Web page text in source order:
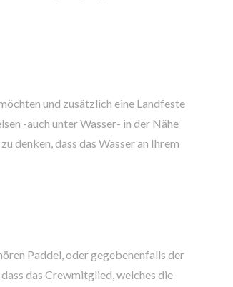
und zusätzlich eine Landfeste
-auch unter Wasser- in der Nähe
denken, dass das Wasser an Ihrem
Paddel, oder gegebenenfalls der
das Crewmitglied, welches die